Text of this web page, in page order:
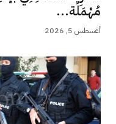
مُهْمَلَة...
أغسطس 5, 2026